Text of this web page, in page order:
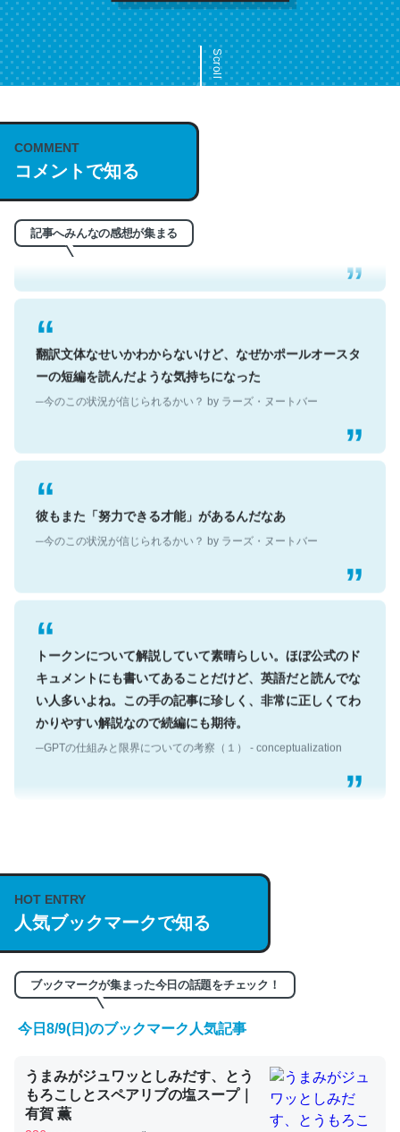
Scroll
COMMENT
コメントで知る
記事へみんなの感想が集まる
これは名文。彼はとてもクレバーなんだろうなと凄く思
う。英語少しでも読める人は原文もお勧め。自分はこの流
れ好き。Let’s Fucking Go. Then Covid hit. Shit.
─今のこの状況が信じられるかい？ by ラーズ・ヌートバー
翻訳文体なせいかわからないけど、なぜかポールオースタ
ーの短編を読んだような気持ちになった
彼もまた「努力できる才能」があるんだなあ
トークンについて解説していて素晴らしい。ほぼ公式のド
キュメントにも書いてあることだけど、英語だと読んでな
い人多いよね。この手の記事に珍しく、非常に正しくてわ
かりやすい解説なので続編にも期待。
説してる記事が少ないので貴重な良記事。/続編来た
https://isobe324649.hatenablog.com/entry/2023/03/27
/064121
─GPTの仕組みと限界についての考察（１） - conceptualization
くらい。小説でいう「ずっと前の伏線」は回収されないけ
ど、短期記憶というには多い分量。進化すればするほど分
かりやすく強くなりそう
HOT ENTRY
人気ブックマークで知る
ブックマークが集まった今日の話題をチェック！
今日8/9(日)のブックマーク人気記事
うまみがジュワッとしみだす、とう
もろこしとスペアリブの塩スープ｜
有賀 薫